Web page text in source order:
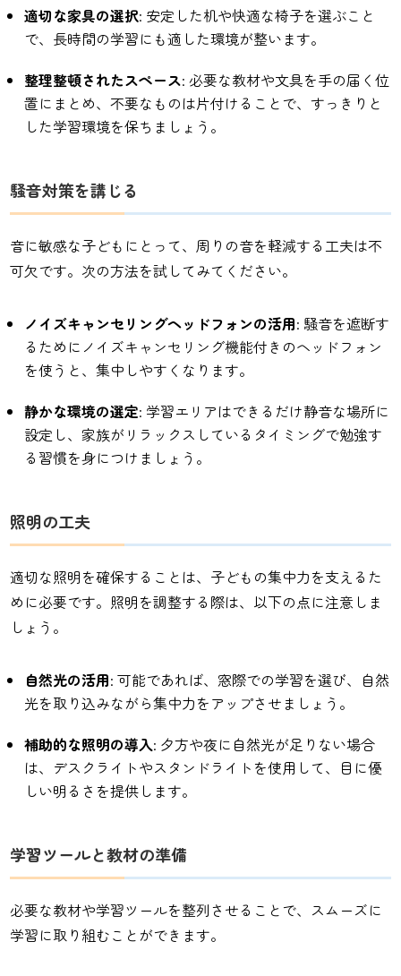
適切な家具の選択: 安定した机や快適な椅子を選ぶこと
で、長時間の学習にも適した環境が整います。
整理整頓されたスペース: 必要な教材や文具を手の届く位
置にまとめ、不要なものは片付けることで、すっきりと
した学習環境を保ちましょう。
騒音対策を講じる
音に敏感な子どもにとって、周りの音を軽減する工夫は不
可欠です。次の方法を試してみてください。
ノイズキャンセリングヘッドフォンの活用: 騒音を遮断す
るためにノイズキャンセリング機能付きのヘッドフォン
を使うと、集中しやすくなります。
静かな環境の選定: 学習エリアはできるだけ静音な場所に
設定し、家族がリラックスしているタイミングで勉強す
る習慣を身につけましょう。
照明の工夫
適切な照明を確保することは、子どもの集中力を支えるた
めに必要です。照明を調整する際は、以下の点に注意しま
しょう。
自然光の活用: 可能であれば、窓際での学習を選び、自然
光を取り込みながら集中力をアップさせましょう。
補助的な照明の導入: 夕方や夜に自然光が足りない場合
は、デスクライトやスタンドライトを使用して、目に優
しい明るさを提供します。
学習ツールと教材の準備
必要な教材や学習ツールを整列させることで、スムーズに
学習に取り組むことができます。